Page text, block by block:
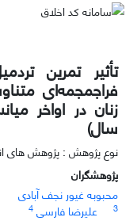
تأثیر تمرین
فراجمجمه‌ای
سال)
نوع پژوهش : پژوهش های
پژوهشگران
محبوبه غیور نجف آبادی
3 علیرضا فارسی 4